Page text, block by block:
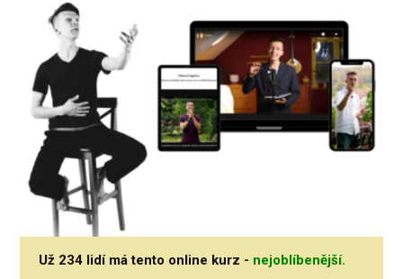
Už 234 lidí má tento online kurz - nejoblíbenější.